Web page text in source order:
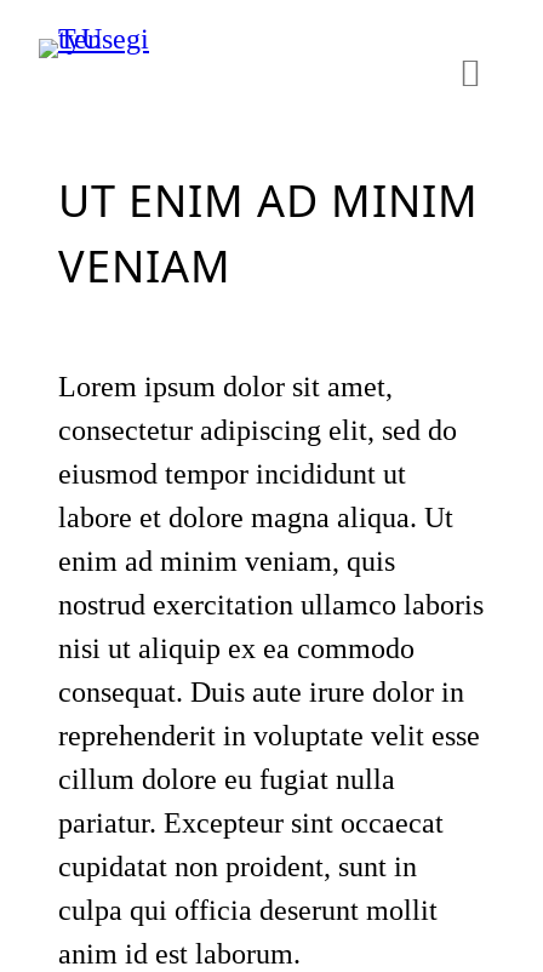
Skip
UT ENIM AD MINIM
VENIAM
Lorem ipsum dolor sit amet,
consectetur adipiscing elit, sed do
eiusmod tempor incididunt ut
labore et dolore magna aliqua. Ut
enim ad minim veniam, quis
nostrud exercitation ullamco laboris
nisi ut aliquip ex ea commodo
consequat. Duis aute irure dolor in
reprehenderit in voluptate velit esse
cillum dolore eu fugiat nulla
pariatur. Excepteur sint occaecat
cupidatat non proident, sunt in
culpa qui officia deserunt mollit
anim id est laborum.